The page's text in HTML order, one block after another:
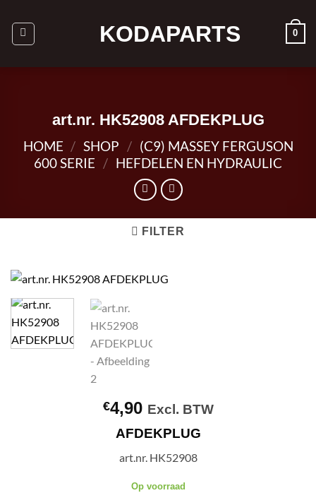
naar
inhoud
KODAPARTS 0
art.nr. HK52908 AFDEKPLUG
HOME / SHOP / (C9) MASSEY FERGUSON
600 SERIE / HEFDELEN EN HYDRAULIC
FILTER
€4,90 Excl. BTW
AFDEKPLUG
art.nr. HK52908
Op voorraad